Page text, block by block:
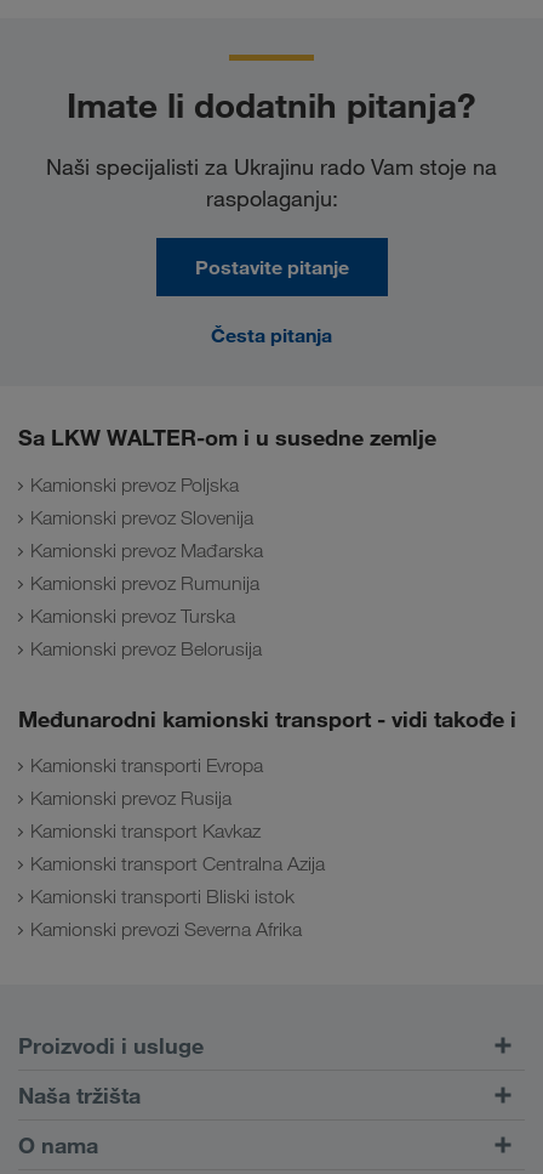
Imate li dodatnih pitanja?
Naši specijalisti za Ukrajinu rado Vam stoje na
raspolaganju:
Postavite pitanje
Česta pitanja
Sa LKW WALTER-om i u susedne zemlje
Kamionski prevoz Poljska
Kamionski prevoz Slovenija
Kamionski prevoz Mađarska
Kamionski prevoz Rumunija
Kamionski prevoz Turska
Kamionski prevoz Belorusija
Međunarodni kamionski transport - vidi takođe i
Kamionski transporti Evropa
Kamionski prevoz Rusija
Kamionski transport Kavkaz
Kamionski transport Centralna Azija
Kamionski transporti Bliski istok
Kamionski prevozi Severna Afrika
Proizvodi i usluge
Drumski transport
Portal za klijente CONNECT
Naša tržišta
Evropa
O nama